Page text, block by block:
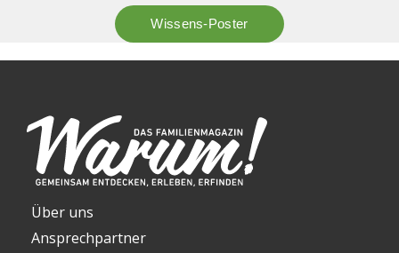
Über uns
Ansprechpartner